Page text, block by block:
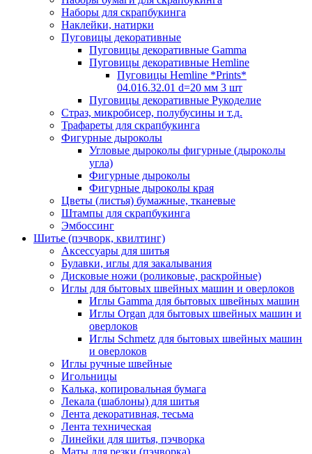
Наборы для скрапбукинга
Наклейки, натирки
Пуговицы декоративные
Пуговицы декоративные Gamma
Пуговицы декоративные Hemline
Пуговицы Hemline *Prints*
04.016.32.01 d=20 мм 3 шт
Пуговицы декоративные Рукоделие
Страз, микробисер, полубусины и т.д.
Трафареты для скрапбукинга
Фигурные дыроколы
Угловые дыроколы фигурные (дыроколы
угла)
Фигурные дыроколы
Фигурные дыроколы края
Цветы (листья) бумажные, тканевые
Штампы для скрапбукинга
Эмбоссинг
Шитье (пэчворк, квилтинг)
Аксессуары для шитья
Булавки, иглы для закалывания
Дисковые ножи (роликовые, раскройные)
Иглы для бытовых швейных машин и оверлоков
Иглы Gamma для бытовых швейных машин
Иглы Organ для бытовых швейных машин и
оверлоков
Иглы Schmetz для бытовых швейных машин
и оверлоков
Иглы ручные швейные
Игольницы
Калька, копировальная бумага
Лекала (шаблоны) для шитья
Лента декоративная, тесьма
Лента техническая
Линейки для шитья, пэчворка
Маты для резки (пэчворка)